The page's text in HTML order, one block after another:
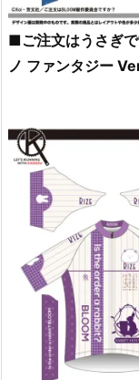
■ご注文はうさぎ
ノ ファンタジー